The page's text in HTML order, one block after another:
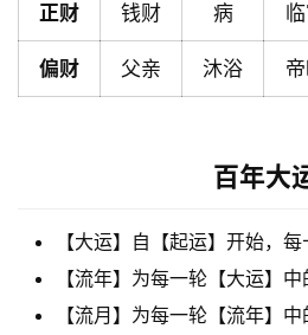
命
理
A
登录 注
正财 钱财 病
偏财 父亲 沐浴
百年大
【大运】自【起运】开始，每
【流年】为每一轮【大运】中
【流月】为每一轮【流年】中